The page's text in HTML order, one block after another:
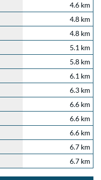
4.6 km
4.8 km
4.8 km
5.1 km
5.8 km
6.1 km
6.3 km
6.6 km
6.6 km
6.6 km
6.7 km
6.7 km